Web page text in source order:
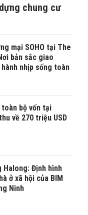
chung cư
mại SOHO tại The
bản sắc giao
nhịp sống toàn
bộ vốn tại
về 270 triệu USD
Halong: Định hình
ở xã hội của BIM
Ninh